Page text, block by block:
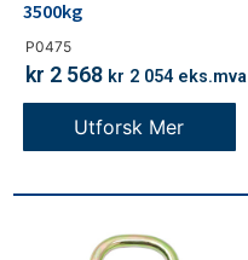
P0475
3500kg
kr 2 568 kr 2 054 eks.mva
Utforsk Mer